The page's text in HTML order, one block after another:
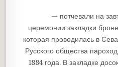
— потчевали на
церемонии закладки
которая проводилась в
Русского общества
1884 года. В закладке